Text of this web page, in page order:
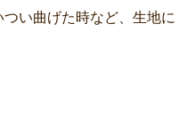
い曲げた時など、生地に